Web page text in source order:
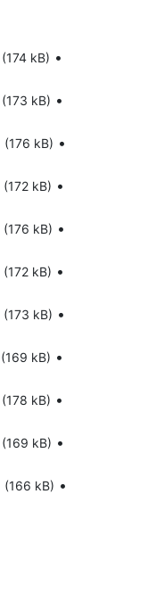
(174 kB) •
(173 kB) •
(176 kB) •
(172 kB) •
(176 kB) •
(172 kB) •
(173 kB) •
(169 kB) •
(178 kB) •
(169 kB) •
(166 kB) •